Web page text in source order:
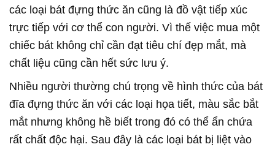
các loại bát đựng thức ăn cũng là đồ vật tiếp xúc
trực tiếp với cơ thể con người. Vì thế việc mua một
chiếc bát không chỉ cần đạt tiêu chí đẹp mắt, mà
chất liệu cũng cần hết sức lưu ý.
Nhiều người thường chú trọng về hình thức của bát
đĩa đựng thức ăn với các loại họa tiết, màu sắc bắt
mắt nhưng không hề biết trong đó có thể ẩn chứa
rất chất độc hại. Sau đây là các loại bát bị liệt vào